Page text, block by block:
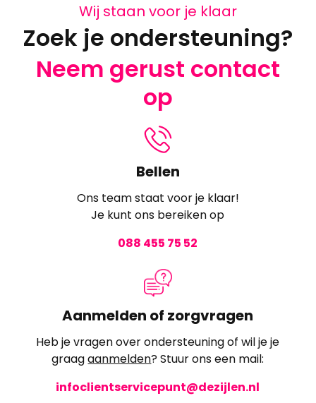
Wij staan voor je klaar
Zoek je ondersteuning?
Neem gerust contact
op
Bellen
Ons team staat voor je klaar!
Je kunt ons bereiken op
088 455 75 52
Aanmelden of zorgvragen
Heb je vragen over ondersteuning of wil je je
graagaanmelden? Stuur ons een mail:
infoclientservicepunt@dezijlen.nl